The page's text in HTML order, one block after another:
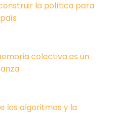
la política para
colectiva es un
los algoritmos y la